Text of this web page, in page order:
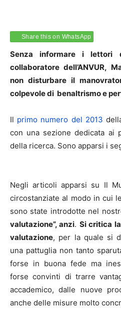
Share this on WhatsApp
Senza informare i lettori
collaboratore dell’ANVUR,
non disturbare il
colpevole di benaltrismo e
Il primo numero del 2013
con una sezione dedicata ai
della ricerca. Sono apparsi i
Negli articoli apparsi su Il
circostanziate al modo in cui
sono state introdotte nel
valutazione”, anzi. Si critica
valutazione, per la quale si
una pattuglia non tanto
forse in buona fede ma
forse convinti di trarre
accademico, dalle nuove
anche delle misure molto